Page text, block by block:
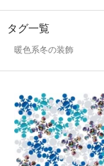
タグ一覧
暖色系冬の装飾